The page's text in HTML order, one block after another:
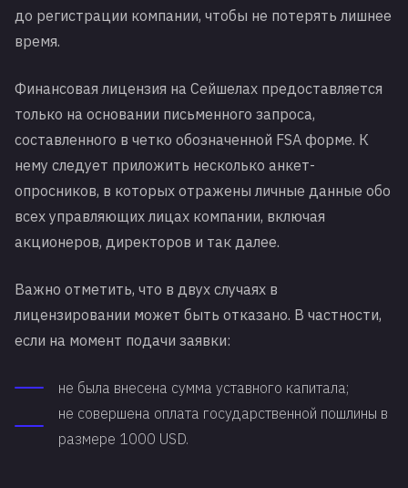
до регистрации компании, чтобы не потерять лишнее
время.
Финансовая лицензия на Сейшелах предоставляется
только на основании письменного запроса,
составленного в четко обозначенной FSA форме. К
нему следует приложить несколько анкет-
опросников, в которых отражены личные данные обо
всех управляющих лицах компании, включая
акционеров, директоров и так далее.
Важно отметить, что в двух случаях в
лицензировании может быть отказано. В частности,
если на момент подачи заявки:
не была внесена сумма уставного капитала;
не совершена оплата государственной пошлины в
размере 1000 USD.